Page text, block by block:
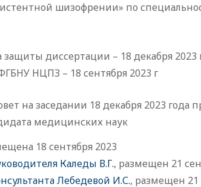
шизофрении» по
защиты диссертации – 18 декабря
НЦПЗ – 18 сентября 2023 г
на заседании 18 декабря 2023
медицинских наук
18 сентября 2023
Каледы В.Г., размещен 21
Лебедевой И.С., размещен 21